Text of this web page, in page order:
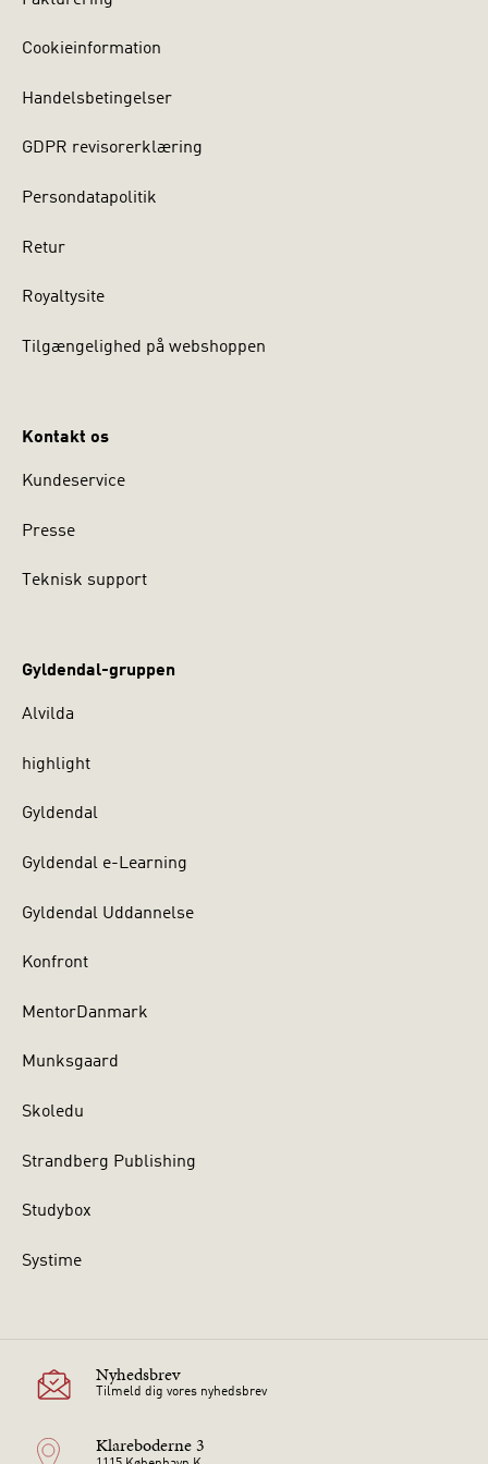
Cookieinformation
Handelsbetingelser
GDPR revisorerklæring
Persondatapolitik
Retur
Royaltysite
Tilgængelighed på webshoppen
Kontakt os
Kundeservice
Presse
Teknisk support
Gyldendal-gruppen
Alvilda
highlight
Gyldendal
Gyldendal e-Learning
Gyldendal Uddannelse
Konfront
MentorDanmark
Munksgaard
Skoledu
Strandberg Publishing
Studybox
Systime
Nyhedsbrev
Tilmeld dig vores nyhedsbrev
Klareboderne 3